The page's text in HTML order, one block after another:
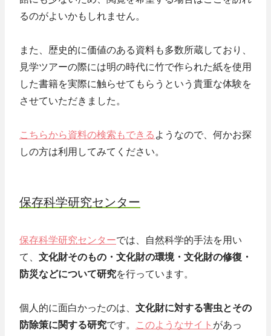
るのがよいかもしれません。
また、歴史的に価値のある資料も多数所蔵しており、
見学ツアーの際には明の時代に竹で作られた紙を使用
した書籍を実際に触らせてもらうという貴重な体験を
させていただきました。
こちらから資料の検索もできる ようなので、何かお探
しの方は利用してみてください。
保存科学研究センター
保存科学研究センターでは、自然科学的手法を用い
て、 文化財そのもの・文化財の環境・文化財の修復・
防災などについて研究を行っています。
個人的に面白かったのは、 文化財に対する害虫とその
防除策に関する研究です。 このようなサイト があっ